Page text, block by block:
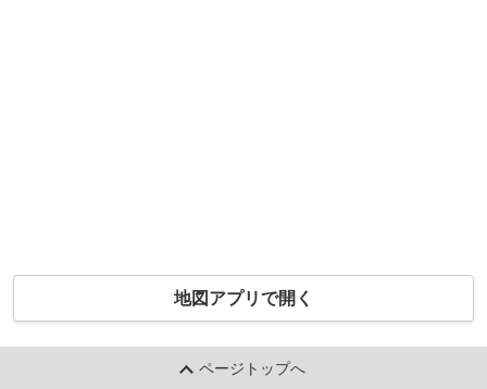
地図アプリで開く
ページトップへ